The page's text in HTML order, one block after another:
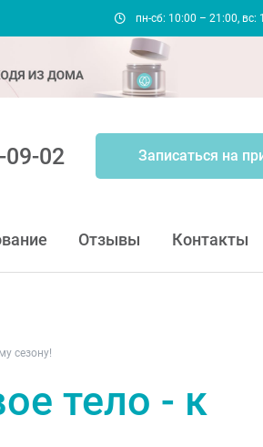
пн-сб: 10:00 – 21:00, вс:
09-02 Записаться на
Отзывы Контакты
сезону!
тело - к